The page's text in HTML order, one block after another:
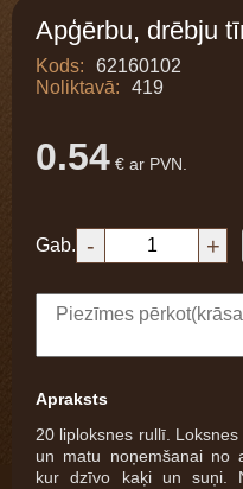
Apģērbu, drēbju
Kods:
62160102
Noliktavā:
419
0.54 € ar PVN.
Gab. - +
Apraksts
20 liploksnes rullī.
un matu noņemšanai no
kur dzīvo kaķi un suņi.